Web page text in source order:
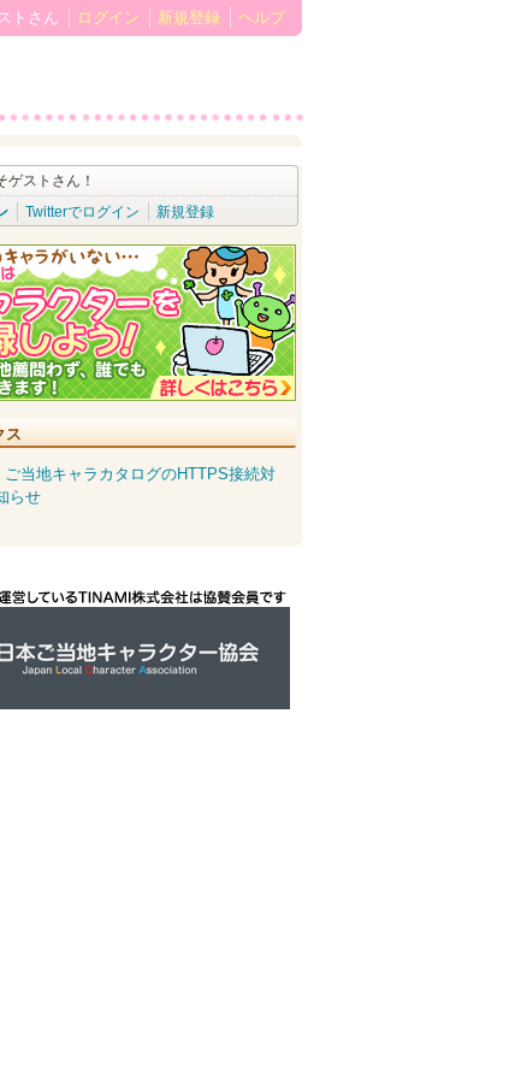
トさん ログイン 新規登録 ヘルプ
ゲストさん！
Twitterでログイン 新規登録
ス
ご当地キャラカタログのHTTPS接続対
らせ